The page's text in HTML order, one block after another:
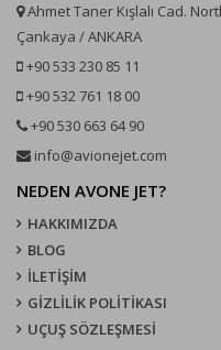
Ahmet Taner Kışlalı Cad.
Çankaya / ANKARA
+90 533 230 85 11
+90 532 761 18 00
+90 530 663 64 90
info@avionejet.com
NEDEN AVONE JET?
HAKKIMIZDA
BLOG
İLETİŞİM
GİZLİLİK POLİTİKASI
UÇUŞ SÖZLEŞMESI